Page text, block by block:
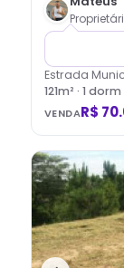
Estrada
121m² · 1 dorm
VENDAR$